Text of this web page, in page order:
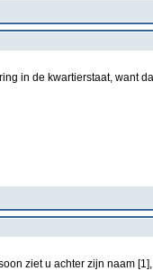
in de kwartierstaat, want
ziet u achter zijn naam